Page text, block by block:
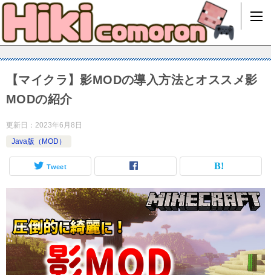
【マイクラ】影MODの導入方法とオススメ影
MODの紹介
更新日： 2023年6月8日
Java版（MOD）
Tweet